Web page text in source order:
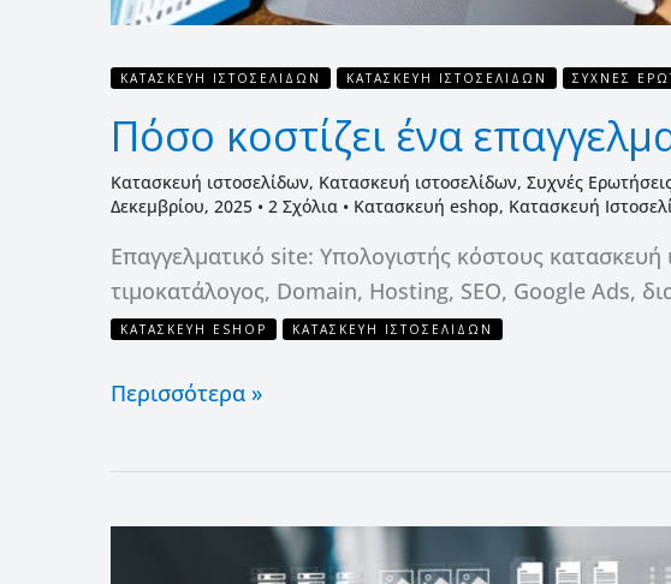
ΚΑΤΑΣΚΕΥΉ ΙΣΤΟΣΕΛΊΔΩΝ ΚΑΤΑΣΚΕΥΉ ΙΣΤΟΣΕΛΊΔΩΝ ΣΥΧΝΈΣ
Πόσο κοστίζει ένα
Κατασκευή ιστοσελίδων, Κατασκευή ιστοσελίδων, Συχνές
Δεκεμβρίου, 2025 • 2 Σχόλια • Κατασκευή eshop, Κατασκευή
Επαγγελματικό site: Υπολογιστής κόστους
τιμοκατάλογος, Domain, Hosting, SEO, Google Ads,
ΚΑΤΑΣΚΕΥΉ ESHOP ΚΑΤΑΣΚΕΥΉ ΙΣΤΟΣΕΛΊΔΩΝ
Περισσότερα »
επαγγελματικής